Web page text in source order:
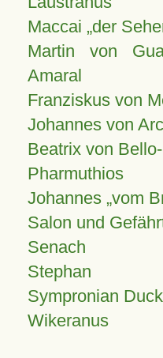
Maccai „der
Martin von
Amaral
Franziskus von
Johannes von
Beatrix von
Pharmuthios
Johannes vom
Salon und
Senach
Stephan
Sympronian
Wikeranus